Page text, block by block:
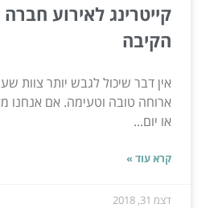
קייטרינג לאירוע
הקיבה
אין דבר שיכול לגבש יותר צוות
ארוחה טובה וטעימה. אם אנחנו
או יום...
קרא עוד »
דצמ 31, 2018